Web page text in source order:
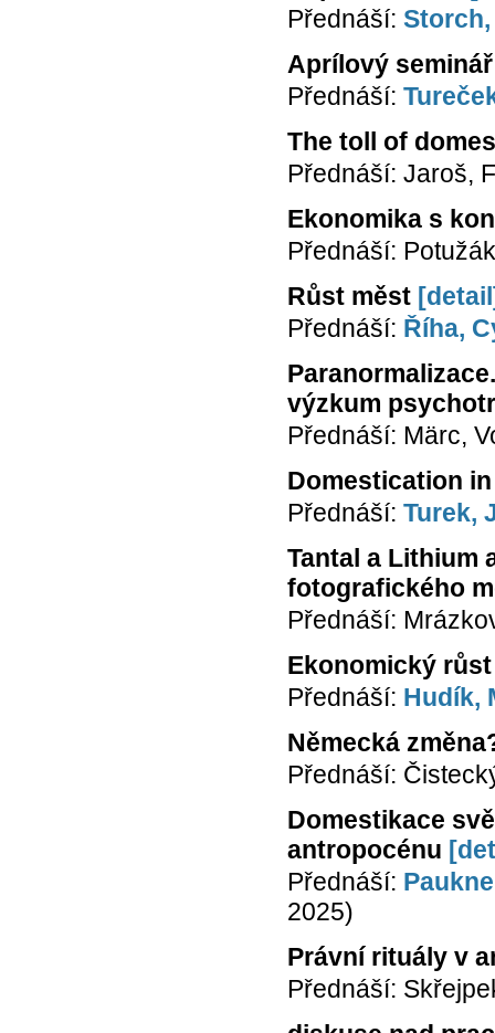
Přednáší:
Aprílový
Přednáší:
The toll of
Přednáší: Jaroš,
Ekonomika s
Přednáší:
Růst měst
Přednáší: Říha,
výzkum
Přednáší: Märc,
Domestication
Přednáší: Turek,
Tantal a Lithium
fotografického
Přednáší:
Ekonomický růst
Přednáší: Hudík,
Německá
Přednáší:
Domestikace
antropocénu
Přednáší:
2025)
Právní rituály v
Přednáší: